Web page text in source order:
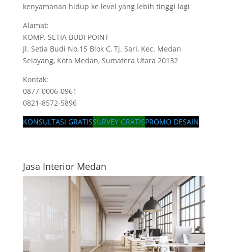
kenyamanan hidup ke level yang lebih tinggi lagi
Alamat:
KOMP. SETIA BUDI POINT
Jl. Setia Budi No.15 Blok C, Tj. Sari, Kec. Medan
Selayang, Kota Medan, Sumatera Utara 20132
Kontak:
0877-0006-0961
0821-8572-5896
KONSULTASI GRATISSURVEY GRATISPROMO DESAIN
Jasa Interior Medan